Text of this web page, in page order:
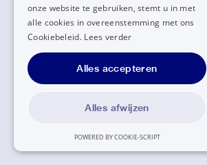
onze website te gebruiken, stemt u in met
alle cookies in overeenstemming met ons
Cookiebeleid. Lees verder
Alles accepteren
Alles afwijzen
POWERED BY COOKIE-SCRIPT